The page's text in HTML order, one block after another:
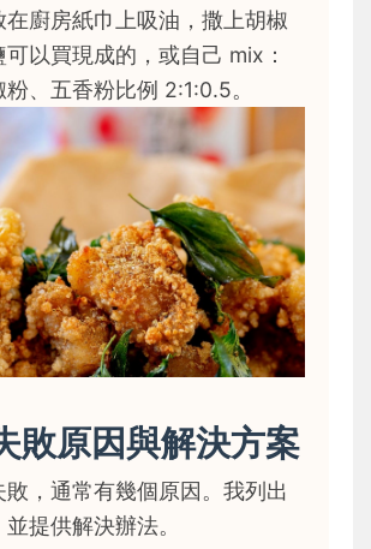
在廚房紙巾上吸油，撒上胡椒
以買現成的，或自己 mix：
、五香粉比例 2:1:0.5。
敗原因與解決方案
敗，通常有幾個原因。我列出
提供解決辦法。